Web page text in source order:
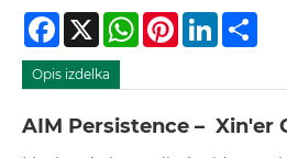
Facebook
X WhatsAppPinterestLinkedIn
Opis izdelka
AIM Persistence – Xin'er